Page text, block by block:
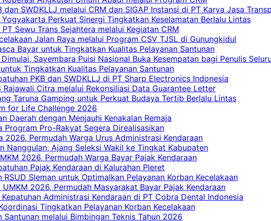
SWDKLLJ melalui CRM dan SIGAP Instansi di PT Karya Jasa
Perkuat Sinergi Tingkatkan Keselamatan Berlalu Lintas
Sewu Trans Sejahtera melalui Kegiatan CRM
Jalan Raya melalui Program CSV TJSL di Gunungkidul
Bayar untuk Tingkatkan Kualitas Pelayanan Santunan
Sayembara Puisi Nasional Buka Kesempatan bagi Penulis
Tingkatkan Kualitas Pelayanan Santunan
PKB dan SWDKLLJ di PT Sharp Electronics Indonesia
Citra melalui Rekonsiliasi Data Guarantee Letter
Taruna Gamping untuk Perkuat Budaya Tertib Berlalu Lintas
for Life Challenge 2026
Daerah dengan Menjauhi Kenakalan Remaja
Pro-Rakyat Segera Direalisasikan
2026, Permudah Warga Urus Administrasi Kendaraan
Nanggulan, Ajang Seleksi Wakil ke Tingkat Kabupaten
2026, Permudah Warga Bayar Pajak Kendaraan
Pajak Kendaraan di Kalurahan Pleret
Sleman untuk Optimalkan Pelayanan Korban Kecelakaan
2026, Permudah Masyarakat Bayar Pajak Kendaraan
Administrasi Kendaraan di PT Cobra Dental Indonesia
Tingkatkan Pelayanan Korban Kecelakaan
melalui Bimbingan Teknis Tahun 2026